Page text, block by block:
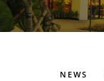
NEWS